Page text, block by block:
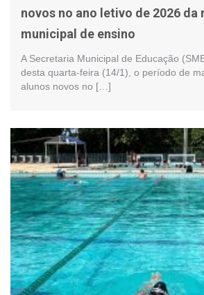
novos no ano letivo de 2026 da
municipal de ensino
A Secretaria Municipal de Educação
desta quarta-feira (14/1), o período de
alunos novos no […]